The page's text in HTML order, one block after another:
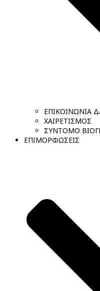
ΕΠΙΚΟΙΝΩΝΙΑ
ΧΑΙΡΕΤΙΣΜΟΣ
ΣΥΝΤΟΜΟ
ΕΠΙΜΟΡΦΩΣΕΙΣ